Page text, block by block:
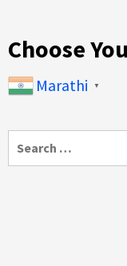
Choose
Marathi ▼
for: